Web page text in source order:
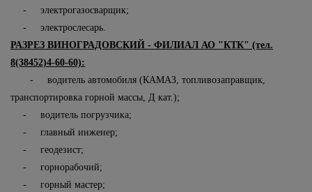
- электрогазосварщик;
- электрослесарь.
РАЗРЕЗ ВИНОГРАДОВСКИЙ - ФИЛИАЛ АО "КТК" (тел.
8(38452)4-60-60):
- водитель автомобиля (КАМАЗ, топливозаправщик,
транспортировка горной массы, Д кат.);
- водитель погрузчика;
- главный инженер;
- геодезист;
- горнорабочий;
- горный мастер;